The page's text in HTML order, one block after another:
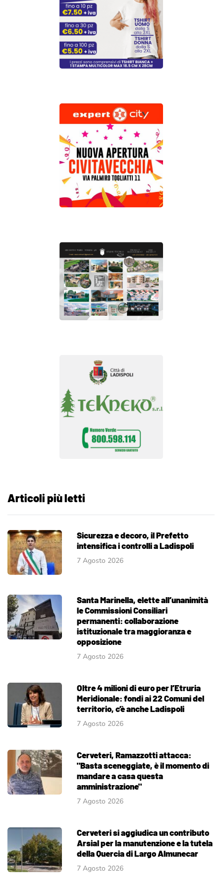
Articoli più letti
Sicurezza e decoro, il Prefetto
intensifica i controlli a Ladispoli
7 Agosto 2026
Santa Marinella, elette all’unanimità
le Commissioni Consiliari
permanenti: collaborazione
istituzionale tra maggioranza e
opposizione
7 Agosto 2026
Oltre 4 milioni di euro per l’Etruria
Meridionale: fondi ai 22 Comuni del
territorio, c’è anche Ladispoli
7 Agosto 2026
Cerveteri, Ramazzotti attacca:
"Basta sceneggiate, è il momento di
mandare a casa questa
amministrazione"
7 Agosto 2026
Cerveteri si aggiudica un contributo
Arsial per la manutenzione e la tutela
della Quercia di Largo Almunecar
7 Agosto 2026